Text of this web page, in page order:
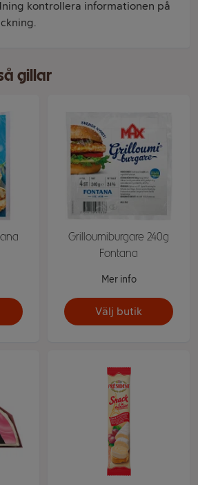
kontrollera informationen på
gillar
Grilloumiburgare 240g
Fontana
Mer info
Välj butik